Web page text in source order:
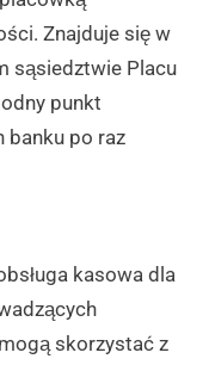
Znajduje się w
sąsiedztwie Placu
punkt
banku po raz
kasowa dla
skorzystać z